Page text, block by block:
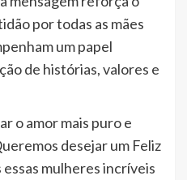
por todas as mães
um papel
de histórias, valores e
o amor mais puro e
desejar um Feliz
mulheres incríveis